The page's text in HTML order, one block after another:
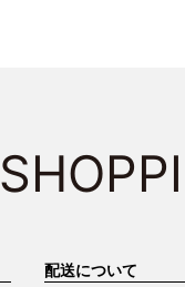
配送について